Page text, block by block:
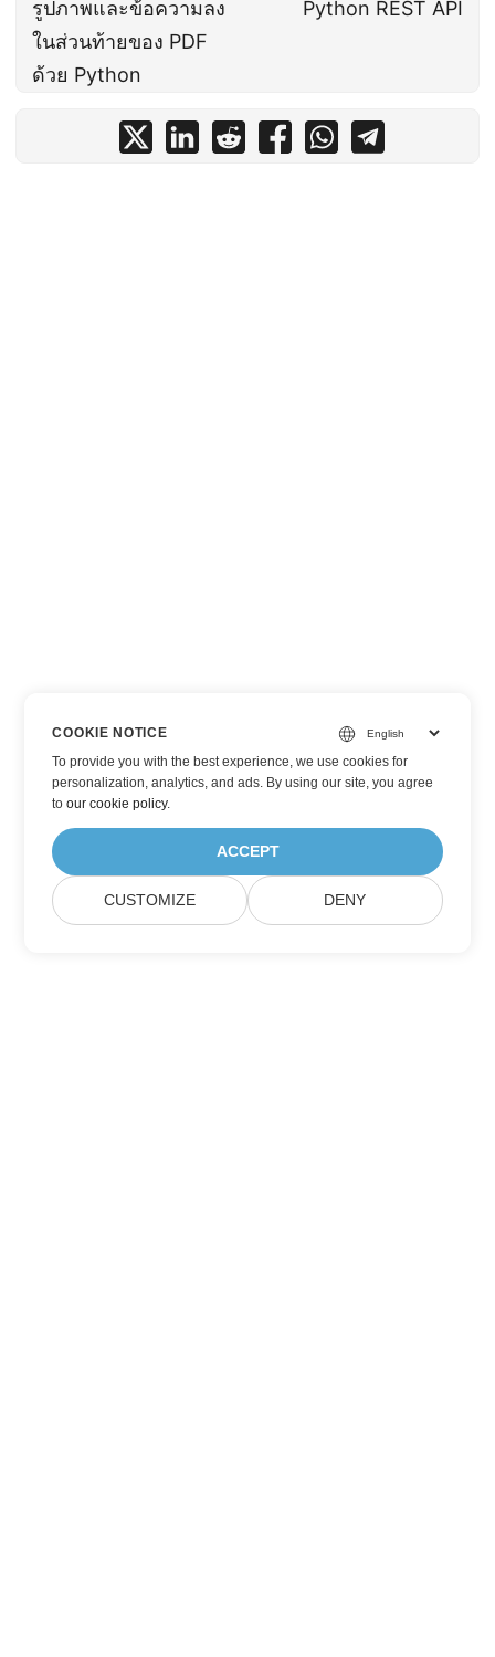
รูปภาพและข้อความลง
ในส่วนท้ายของ PDF
ด้วย Python
Python REST API
COOKIE NOTICE
To provide you with the best experience, we use cookies for
personalization, analytics, and ads. By using our site, you agree
toour cookie policy.
ACCEPT
CUSTOMIZE DENY